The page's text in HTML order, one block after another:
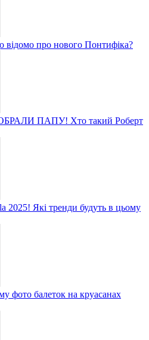
про нового Понтифіка?
ПАПУ! Хто такий Роберт
2025! Які тренди будуть в цьому
балеток на круасанах